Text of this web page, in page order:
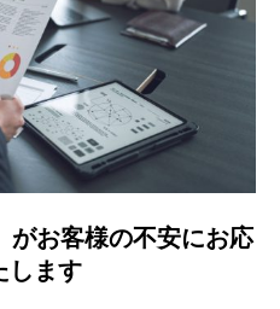
がお客様の不安にお応
します